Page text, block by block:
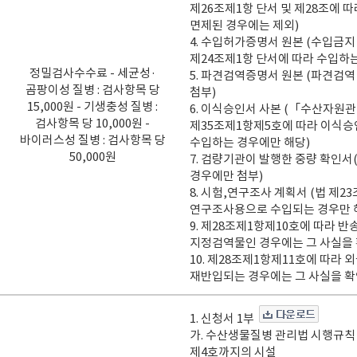
정밀검사수수료 - 세균성·
곰팡이성 질병 : 검사항목 당
15,000원 - 기생충성 질병 :
검사항목 당 10,000원 -
바이러스성 질병 : 검사항목 당
50,000원
제26조제1항 단서 및 제28조에
면제된 경우에는 제외)
4. 수입허가증명서 원본 (수입금
제24조제1항 단서에 따라 수입하
5. 파견검역증명서 원본 (파견검
첨부)
6. 이식승인서 사본 (「수산자원
제35조제1항제5호에 따라 이식
수입하는 경우에만 해당)
7. 검량기관이 발행한 중량 확인
경우에만 첨부)
8. 시험,연구조사 계획서 (법 제23
연구조사용으로 수입되는 경우만
9. 제28조제1항제10호에 따라 반
지정검역물인 경우에는 그 사실
10. 제28조제1항제11호에 따라
재반입되는 경우에는 그 사실을
1. 신청서 1부
가. 수산생물질병 관리법 시행규
제4호까지의 시설